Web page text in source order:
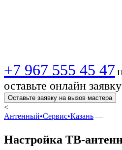
+7 967 555 45 47
оставьте онлайн
Оставьте заявку на вызов мастера
<
Антенный•Сервис•Казань —
Настройка ТВ-